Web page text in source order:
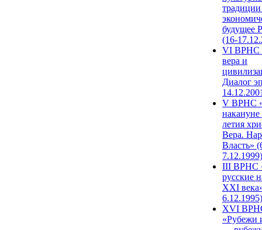
будущее
(16-
VI ВРНС
вера и
Диалог
V ВРНС
накануне
летия
Вера.
Власть»
7.12.1999)
III ВРНС
русские
XXI
6.12.1995)
XVI
«Рубежи